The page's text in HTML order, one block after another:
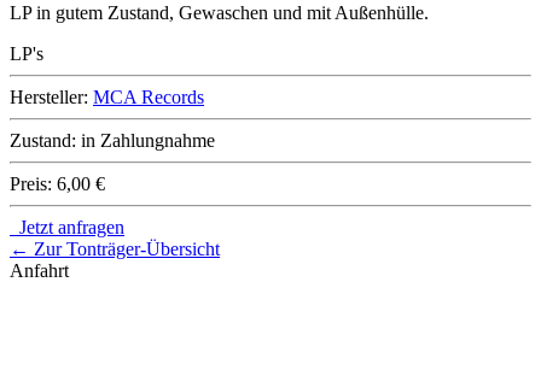
LP in gutem Zustand, Gewaschen und mit Außenhülle.
LP's
Hersteller: MCA Records
Zustand: in Zahlungnahme
Preis: 6,00 €
Jetzt anfragen
← Zur Tonträger-Übersicht
Anfahrt